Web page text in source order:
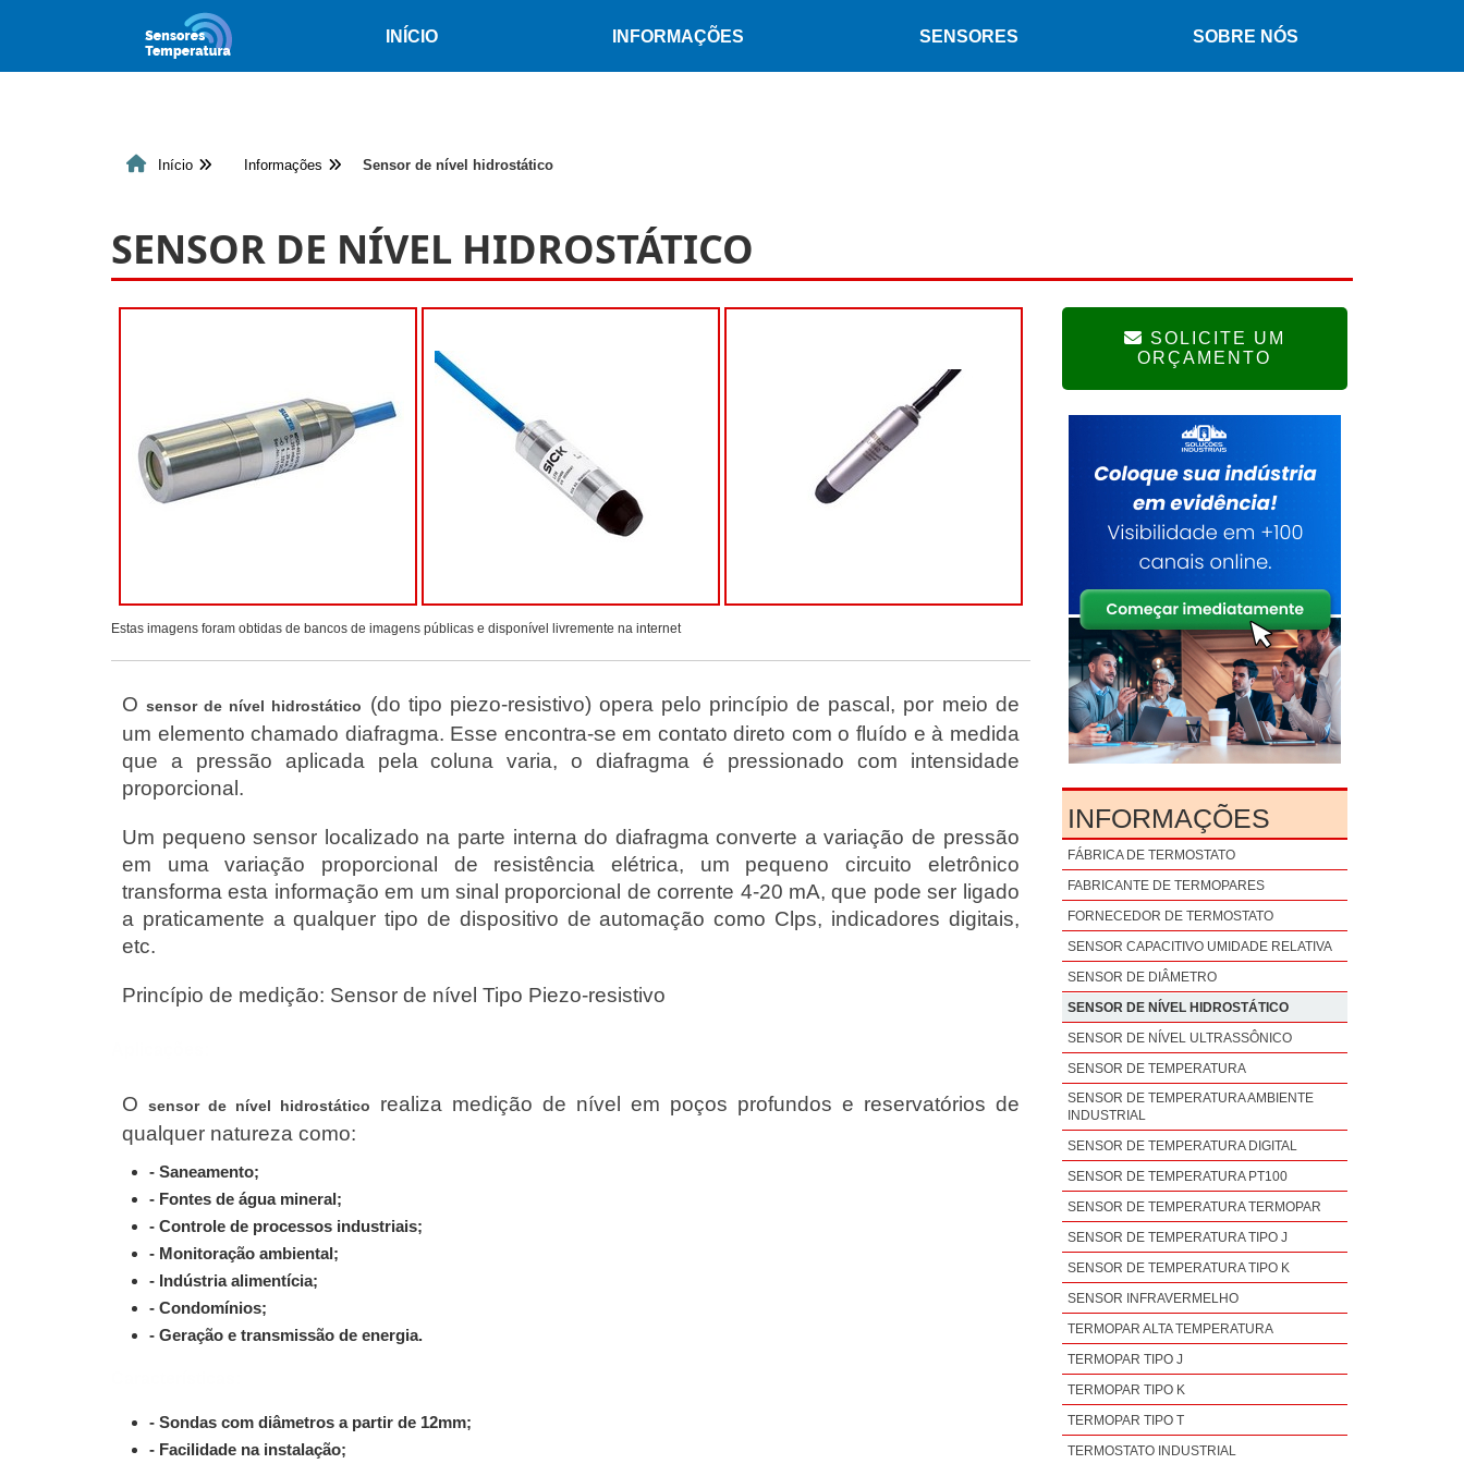
INÍCIO INFORMAÇÕES SENSORES SOBRE NÓS
Início Informações Sensor de nível hidrostático
SENSOR DE NÍVEL HIDROSTÁTICO
Estas imagens foram obtidas de bancos de imagens públicas e disponível livremente na internet
Osensor de nível hidrostático
(do tipo piezo-resistivo) opera pelo princípio de pascal, por meio de
um elemento chamado diafragma. Esse encontra-se em contato direto com o fluído e à medida
que a pressão aplicada pela coluna varia, o diafragma é pressionado com intensidade
proporcional.
Um pequeno sensor localizado na parte interna do diafragma converte a variação de pressão
em uma variação proporcional de resistência elétrica, um pequeno circuito eletrônico
transforma esta informação em um sinal proporcional de corrente 4-20 mA, que pode ser ligado
a praticamente a qualquer tipo de dispositivo de automação como Clps, indicadores digitais,
etc.
Princípio de medição: Sensor de nível Tipo Piezo-resistivo
O sensor de nível hidrostático
realiza medição de nível em poços profundos e reservatórios de
qualquer natureza como:
- Saneamento;
- Fontes de água mineral;
- Controle de processos industriais;
- Monitoração ambiental;
- Indústria alimentícia;
- Condomínios;
- Geração e transmissão de energia.
- Sondas com diâmetros a partir de 12mm;
- Facilidade na instalação;
ORÇAMENTO
INFORMAÇÕES
FÁBRICA DE TERMOSTATO
FABRICANTE DE TERMOPARES
FORNECEDOR DE TERMOSTATO
SENSOR CAPACITIVO UMIDADE RELATIVA
SENSOR DE DIÂMETRO
SENSOR DE NÍVEL HIDROSTÁTICO
SENSOR DE NÍVEL ULTRASSÔNICO
SENSOR DE TEMPERATURA
SENSOR DE TEMPERATURA AMBIENTE
INDUSTRIAL
SENSOR DE TEMPERATURA DIGITAL
SENSOR DE TEMPERATURA PT100
SENSOR DE TEMPERATURA TERMOPAR
SENSOR DE TEMPERATURA TIPO J
SENSOR DE TEMPERATURA TIPO K
SENSOR INFRAVERMELHO
TERMOPAR ALTA TEMPERATURA
TERMOPAR TIPO J
TERMOPAR TIPO K
TERMOPAR TIPO T
TERMOSTATO INDUSTRIAL